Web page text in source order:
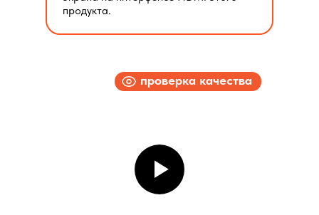
проверка качества
продукта.